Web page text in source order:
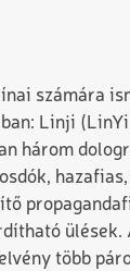
számára
Linji
három
ülések.
több